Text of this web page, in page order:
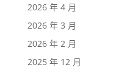
2026 年 4 月
2026 年 3 月
2026 年 2 月
2025 年 12 月